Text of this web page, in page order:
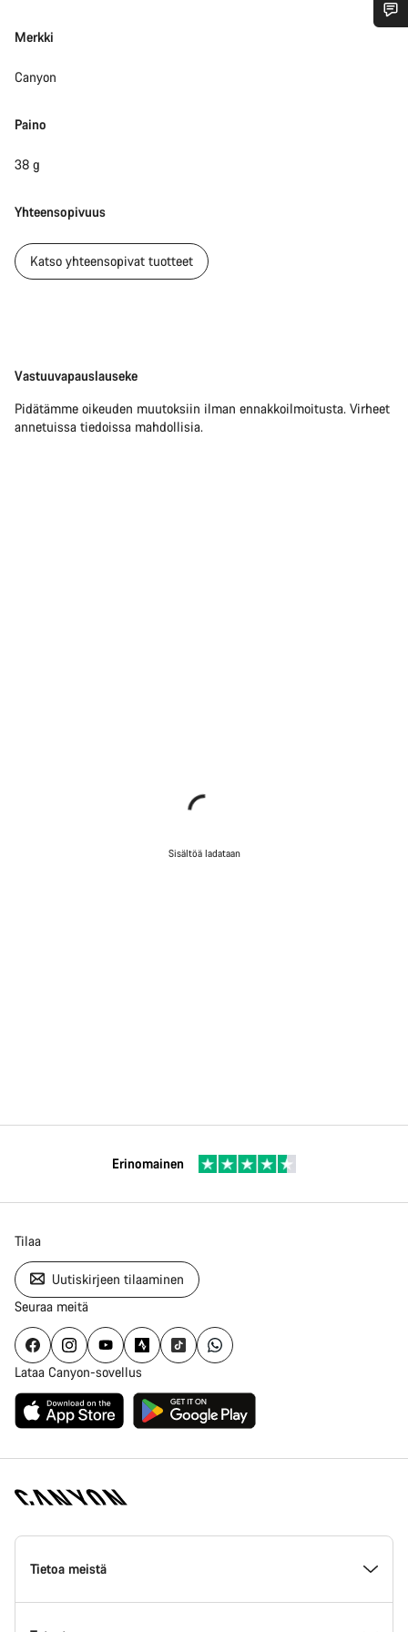
Merkki
Canyon
Paino
38 g
Yhteensopivuus
Katso yhteensopivat tuotteet
Vastuuvapauslauseke
Vastuuvapauslauseke
Pidätämme oikeuden muutoksiin ilman ennakkoilmoitusta. Virheet
annetuissa tiedoissa mahdollisia.
Sisältöä ladataan
Erinomainen
Tilaa
Uutiskirjeen tilaaminen
Seuraa meitä
Lataa Canyon-sovellus
Canyon
Homepage
Tietoa meistä
Tarvitsetko apua?